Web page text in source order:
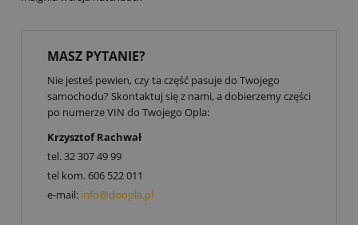
MASZ PYTANIE?
Nie jesteś pewien, czy ta część pasuje do Twojego
samochodu? Skontaktuj się z nami, a dobierzemy części
po numerze VIN do Twojego Opla:
Krzysztof Rachwał
tel.32 307 49 99
tel kom.606 522 011
e-mail: info@doopla.pl